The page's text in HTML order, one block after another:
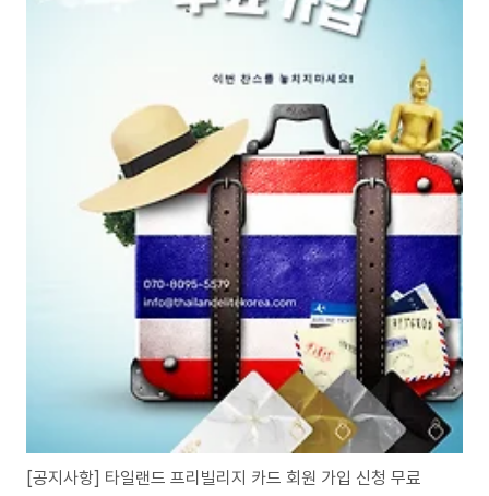
[공지사항] 타일랜드 프리빌리지 카드 회원 가입 신청 무료